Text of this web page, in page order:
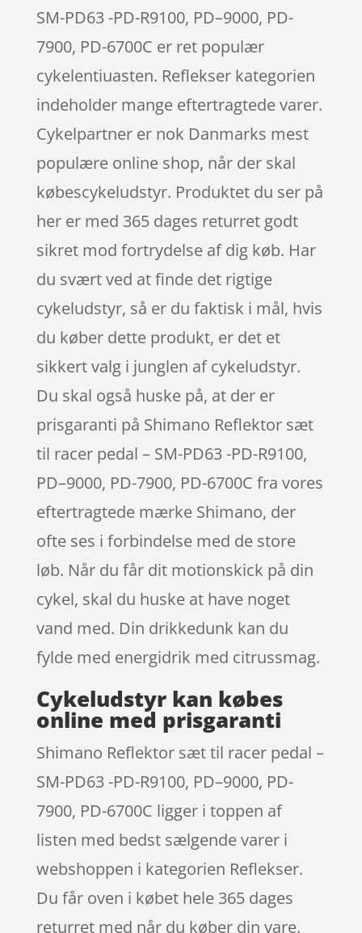
SM-PD63 -PD-R9100, PD–9000, PD-
7900, PD-6700C er ret populær
cykelentiuasten. Reflekser kategorien
indeholder mange eftertragtede varer.
Cykelpartner er nok Danmarks mest
populære online shop, når der skal
købescykeludstyr. Produktet du ser på
her er med 365 dages returret godt
sikret mod fortrydelse af dig køb. Har
du svært ved at finde det rigtige
cykeludstyr, så er du faktisk i mål, hvis
du køber dette produkt, er det et
sikkert valg i junglen af cykeludstyr.
Du skal også huske på, at der er
prisgaranti på Shimano Reflektor sæt
til racer pedal – SM-PD63 -PD-R9100,
PD–9000, PD-7900, PD-6700C fra vores
eftertragtede mærke Shimano, der
ofte ses i forbindelse med de store
løb. Når du får dit motionskick på din
cykel, skal du huske at have noget
vand med. Din drikkedunk kan du
fylde med energidrik med citrussmag.
Cykeludstyr kan købes
online med prisgaranti
Shimano Reflektor sæt til racer pedal –
SM-PD63 -PD-R9100, PD–9000, PD-
7900, PD-6700C ligger i toppen af
listen med bedst sælgende varer i
webshoppen i kategorien Reflekser.
Du får oven i købet hele 365 dages
returret med når du køber din vare.